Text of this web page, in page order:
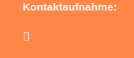
Kontaktaufnahme:
